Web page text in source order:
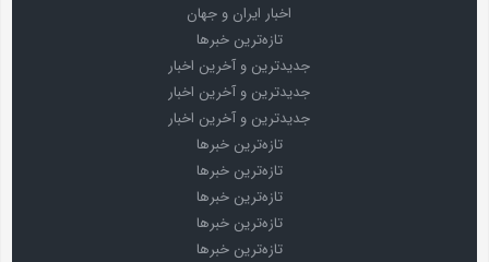
اخبار ایران و جهان
تازه‌ترین خبرها
جدیدترین و آخرین اخبار
جدیدترین و آخرین اخبار
جدیدترین و آخرین اخبار
تازه‌ترین خبرها
تازه‌ترین خبرها
تازه‌ترین خبرها
تازه‌ترین خبرها
تازه‌ترین خبرها